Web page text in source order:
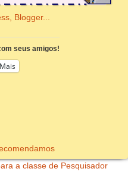
seus amigos!
Mais
a classe de Pesquisador